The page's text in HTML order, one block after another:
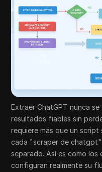
Extraer ChatGPT nunca
resultados fiables sin
requiere más que un
cada "scraper de
separado. Así es como los
configuran realmente su